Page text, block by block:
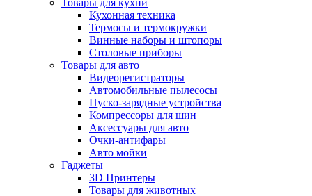
Товары для кухни
Кухонная техника
Термосы и термокружки
Винные наборы и штопоры
Столовые приборы
Товары для авто
Видеорегистраторы
Автомобильные пылесосы
Пуско-зарядные устройства
Компрессоры для шин
Аксессуары для авто
Очки-антифары
Авто мойки
Гаджеты
3D Принтеры
Товары для животных